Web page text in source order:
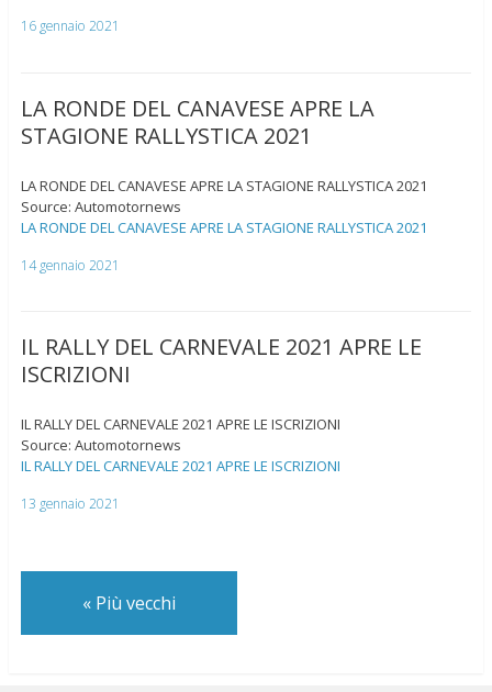
16 gennaio 2021
LA RONDE DEL CANAVESE APRE LA
STAGIONE RALLYSTICA 2021
LA RONDE DEL CANAVESE APRE LA STAGIONE RALLYSTICA 2021
Source: Automotornews
LA RONDE DEL CANAVESE APRE LA STAGIONE RALLYSTICA 2021
14 gennaio 2021
IL RALLY DEL CARNEVALE 2021 APRE LE
ISCRIZIONI
IL RALLY DEL CARNEVALE 2021 APRE LE ISCRIZIONI
Source: Automotornews
IL RALLY DEL CARNEVALE 2021 APRE LE ISCRIZIONI
13 gennaio 2021
«Più vecchi